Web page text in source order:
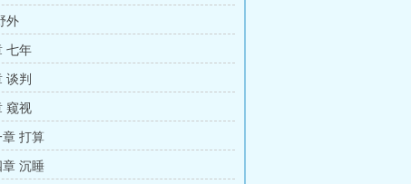
外
七年
谈判
窥视
打算
沉睡